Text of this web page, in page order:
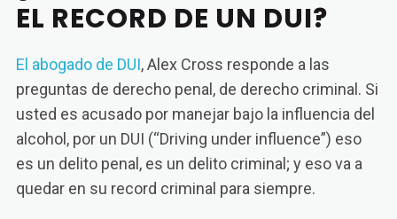
EL RECORD DE UN DUI?
El abogado de DUI, Alex Cross responde a las
preguntas de derecho penal, de derecho criminal. Si
usted es acusado por manejar bajo la influencia del
alcohol, por un DUI (“Driving under influence”) eso
es un delito penal, es un delito criminal; y eso va a
quedar en su record criminal para siempre.